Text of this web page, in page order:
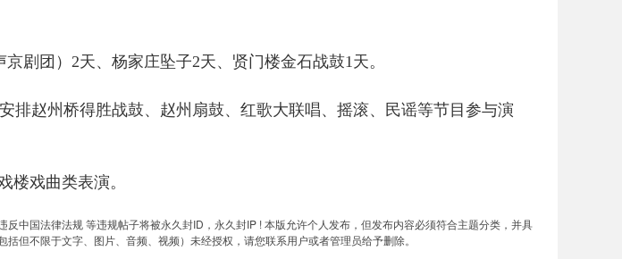
剧团）2天、杨家庄坠子2天、贤门楼金石战鼓1天。
排赵州桥得胜战鼓、赵州扇鼓、红歌大联唱、摇滚、民谣等节目参与演
楼戏曲类表演。
中国法律法规 等违规帖子将被永久封ID，永久封IP ! 本版允许个人发布，但发布内容必须符合主题分类，并具
但不限于文字、图片、音频、视频）未经授权，请您联系用户或者管理员给予删除。